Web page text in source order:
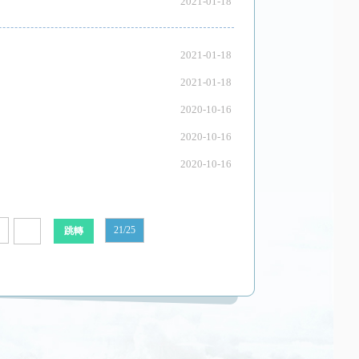
2021-01-18
2021-01-18
2020-10-16
2020-10-16
2020-10-16
21/25